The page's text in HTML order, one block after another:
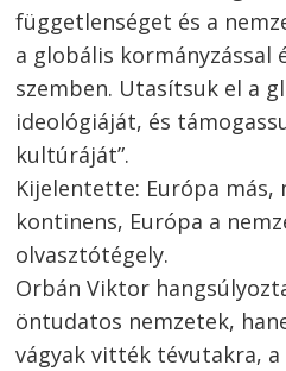
függetlenséget és a
a globális kormányzással
szemben. Utasítsuk el a
ideológiáját, és
kultúráját”.
Kijelentette: Európa
kontinens, Európa a
olvasztótégely.
Orbán Viktor
öntudatos nemzetek,
vágyak vitték tévutakra,
Bejegyzés
navigáció